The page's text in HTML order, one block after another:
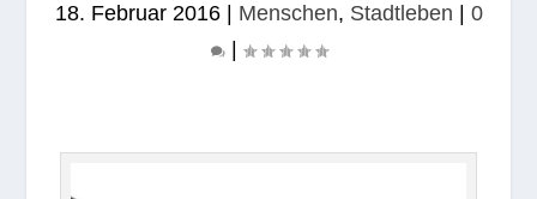
18. Februar 2016| Menschen, Stadtleben
0
|